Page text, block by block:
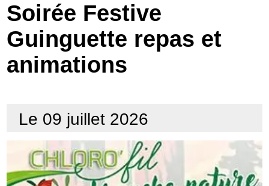
Economie
Services
Contacts
Soirée Festive
Guinguette repas et
animations
Le 09 juillet 2026